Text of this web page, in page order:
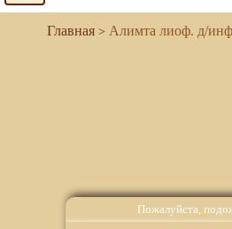
Пожалуйста,
navigation
Алимта лиоф. д/